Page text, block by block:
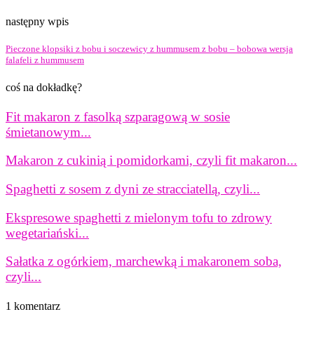
następny wpis
Pieczone klopsiki z bobu i soczewicy z hummusem z bobu – bobowa wersja
falafeli z hummusem
coś na dokładkę?
Fit makaron z fasolką szparagową w sosie
śmietanowym...
Makaron z cukinią i pomidorkami, czyli fit makaron...
Spaghetti z sosem z dyni ze stracciatellą, czyli...
Ekspresowe spaghetti z mielonym tofu to zdrowy
wegetariański...
Sałatka z ogórkiem, marchewką i makaronem soba,
czyli...
1 komentarz